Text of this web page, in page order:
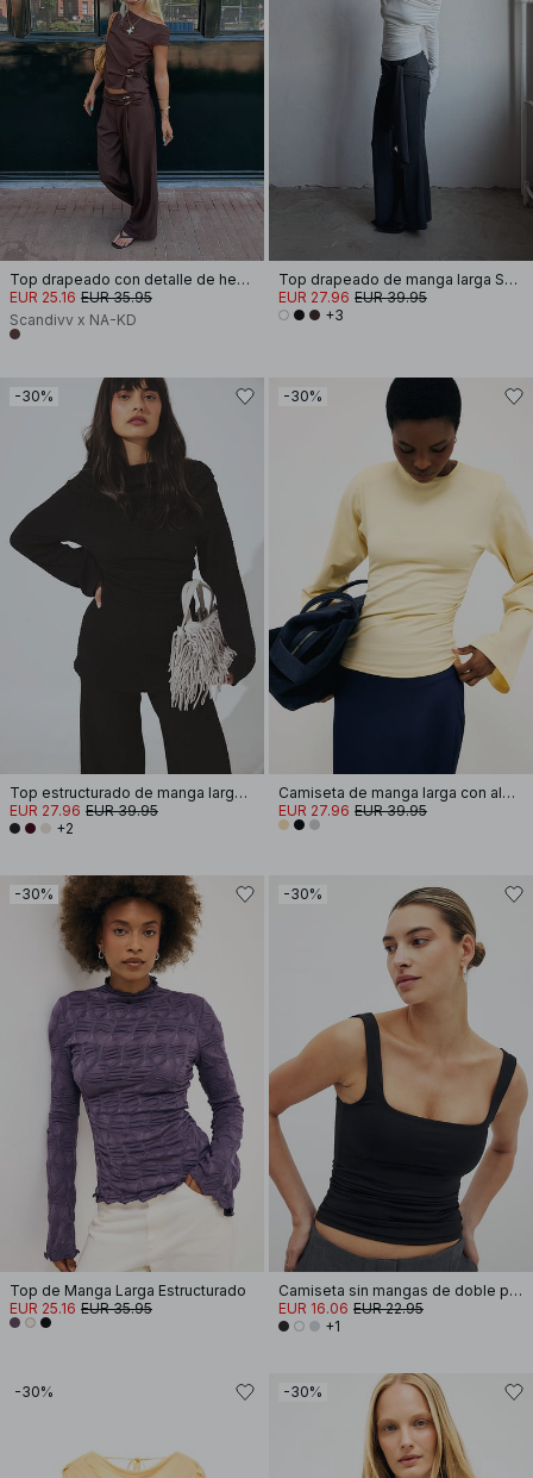
Top drapeado con detalle de hebilla
EUR 25.16 EUR 35.95
Scandivv x NA-KD
Top drapeado de manga larga Soft Line
EUR 27.96 EUR 39.95
+3
-30%
Top estructurado de manga larga drapeado
EUR 27.96 EUR 39.95
+2
-30%
Camiseta de manga larga con almohadilla de hombro de algodón suave
EUR 27.96 EUR 39.95
-30%
Top de Manga Larga Estructurado
EUR 25.16 EUR 35.95
-30%
Camiseta sin mangas de doble pliegue
EUR 16.06 EUR 22.95
+1
-30% -30%